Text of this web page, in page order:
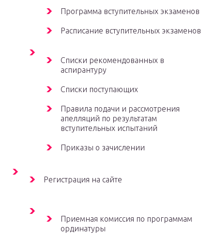
Программа вступительных экзаменов
Расписание вступительных экзаменов
Списки рекомендованных в
аспирантуру
Списки поступающих
Правила подачи и рассмотрения
апелляций по результатам
вступительных испытаний
Приказы о зачислении
Регистрация на сайте
Приемная комиссия по программам
ординатуры